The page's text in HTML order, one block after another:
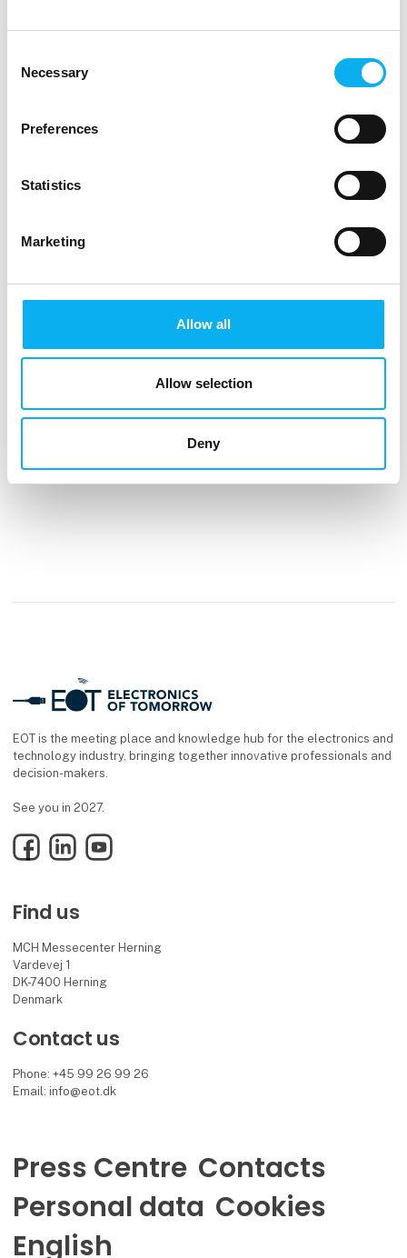
Selection
Necessary
Preferences
Statistics
Marketing
Allow all
Allow selection
Deny
02 October 2025
EOT is the meeting place and knowledge hub for the electronics and
technology industry, bringing together innovative professionals and
decision-makers.
See you in 2027.
FacebookLinkedInYouTube
Find us
MCH Messecenter Herning
Vardevej 1
DK-7400 Herning
Denmark
Contact us
Phone: +45 99 26 99 26
Email: info@eot.dk
Press Centre Contacts
Personal data Cookies
English